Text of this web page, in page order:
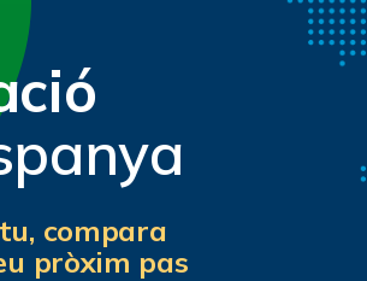
compara
pròxim pas